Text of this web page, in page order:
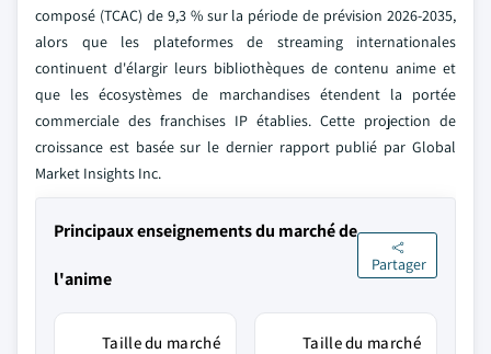
composé (TCAC) de 9,3 % sur la période de prévision 2026-2035,
alors que les plateformes de streaming internationales
continuent d'élargir leurs bibliothèques de contenu anime et
que les écosystèmes de marchandises étendent la portée
commerciale des franchises IP établies. Cette projection de
croissance est basée sur le dernier rapport publié par Global
Market Insights Inc.
Principaux enseignements du marché de
l'anime
Partager
Taille du marché
Taille du marché